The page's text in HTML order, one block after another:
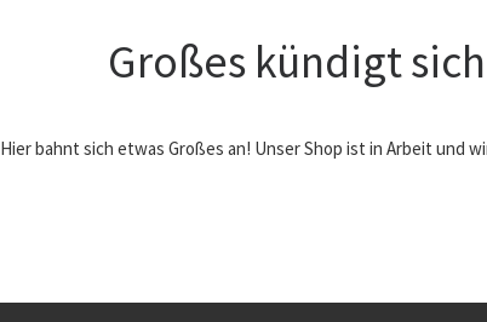
Großes kündigt
Hier bahnt sich etwas Großes an! Unser Shop ist in Arbeit und